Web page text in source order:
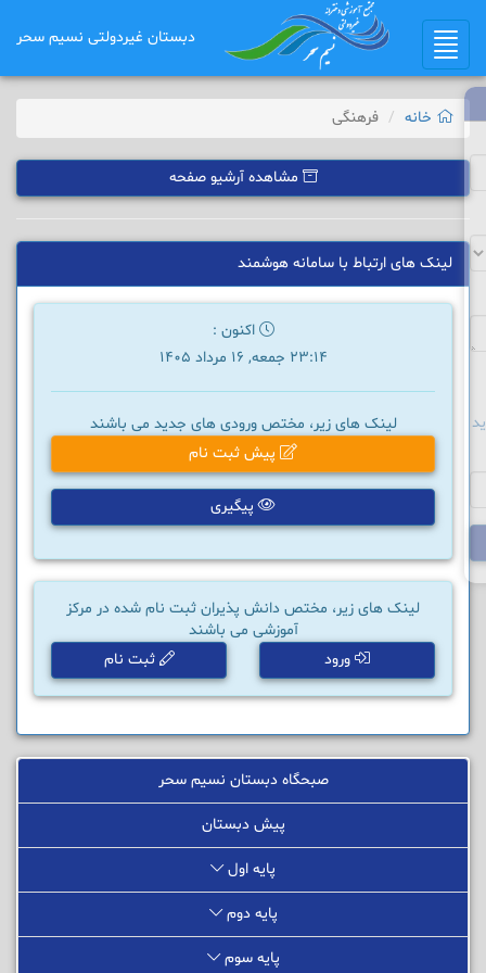
Toggle
navigation
دبستان غیردولتی نسیم سحر
خانه فرهنگی
مشاهده آرشیو صفحه
لینک های ارتباط با سامانه هوشمند
اکنون :
23:14 جمعه, 16 مرداد 1405
لینک های زیر، مختص ورودی های جدید می باشند
پیش ثبت نام
پیگیری
لینک های زیر، مختص دانش پذیران ثبت نام شده در مرکز
آموزشی می باشند
ورود
ثبت نام
صبحگاه دبستان نسیم سحر
پیش دبستان
پایه اول
پایه دوم
پایه سوم